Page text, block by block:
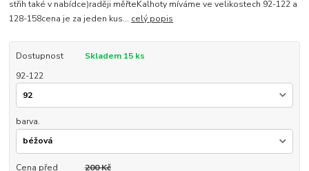
střih také v nabídce)raději měřteKalhoty míváme ve velikostech 92-122 a
128-158cena je za jeden kus... celý popis
Dostupnost
Skladem 15 ks
92-122
barva.
Cena před
200 Kč